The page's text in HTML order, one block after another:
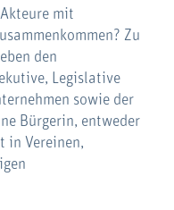
mit
Zu
den
Legislative
sowie der
Bürgerin, entweder
in Vereinen,